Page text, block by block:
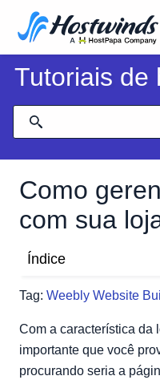
Tutoriais de
Como
com sua
Tag: Weebly Website
Índice
Como Pesquisar
Exportando pedidos
Carrinhos abandonados
Pedidos de exemplo
Com a característica da
importante que você
procurando seria a